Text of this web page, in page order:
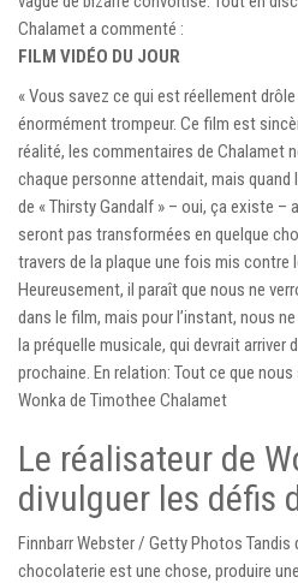
Chalamet a commenté :
FILM VIDÉO DU JOUR
« Vous savez ce qui est réellement
énormément trompeur. Ce film est
réalité, les commentaires de Chalamet
chaque personne attendait, mais
de « Thirsty Gandalf » – oui, ça existe –
seront pas transformées en quelque
travers de la plaque une fois mis contre
Heureusement, il paraît que nous ne
dans le film, mais pour l’instant, nous
la préquelle musicale, qui devrait arriver
prochaine. En relation: Tout ce que
Wonka de Timothee Chalamet
Le réalisateur de
divulguer les défis
Finnbarr Webster / Getty Photos Tandis
chocolaterie est une chose, produire